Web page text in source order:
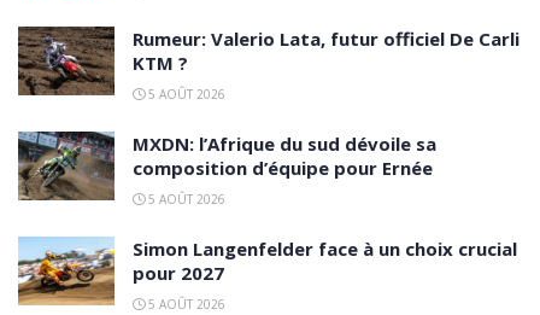
Rumeur: Valerio Lata, futur officiel De Carli
KTM ?
5 AOÛT 2026
MXDN: l’Afrique du sud dévoile sa
composition d’équipe pour Ernée
5 AOÛT 2026
Simon Langenfelder face à un choix crucial
pour 2027
5 AOÛT 2026